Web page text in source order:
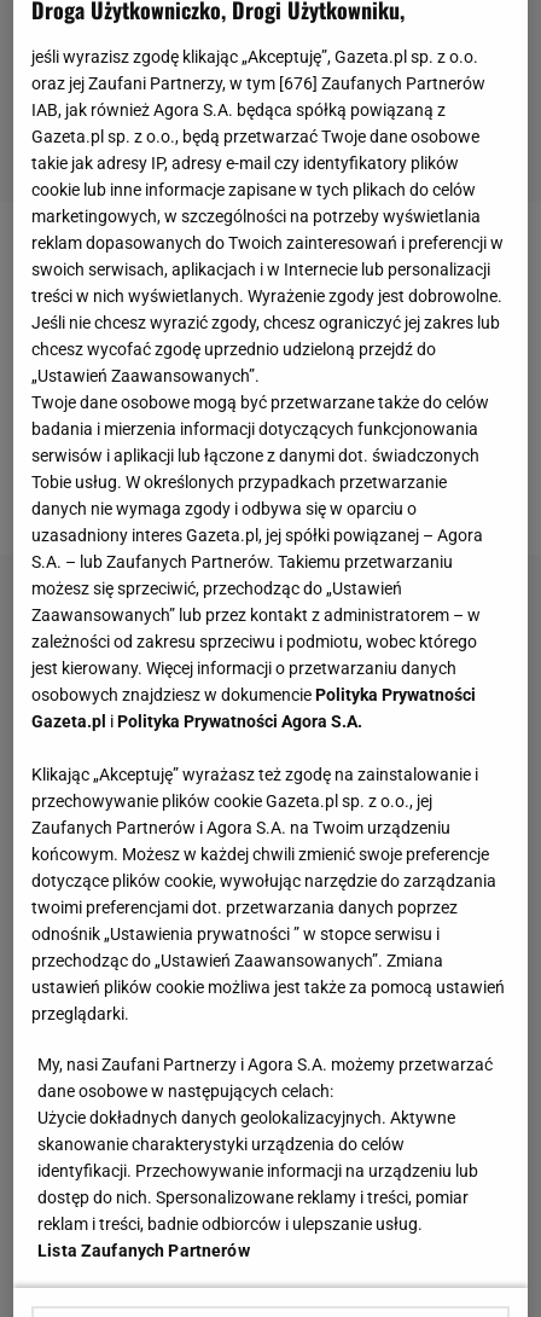
2023 r. był bardzo udany dla Anthony'egoJoshuy.
Były brytyjski mistrz świata wagi ciężkiej w boksie w
kwietniu pokonał Jermaine'a Franklina jednogłośną
decyzją sędziów, w sierpniu wygrał przed czasem z
Robertem Heleniusem, a pod koniec grudnia
rozbił Szweda - Otto Wallina - dla którego była to
dopiero druga porażka w karierze i pierwsza przed
czasem.
Droga Użytkowniczko, Drogi Użytkowniku,
jeśli wyrazisz zgodę klikając „Akceptuję”, Gazeta.pl sp. z o.o.
oraz jej Zaufani Partnerzy, w tym [676] Zaufanych Partnerów
IAB, jak również Agora S.A. będąca spółką powiązaną z
Gazeta.pl sp. z o.o., będą przetwarzać Twoje dane osobowe
takie jak adresy IP, adresy e-mail czy identyfikatory plików
cookie lub inne informacje zapisane w tych plikach do celów
marketingowych, w szczególności na potrzeby wyświetlania
reklam dopasowanych do Twoich zainteresowań i preferencji w
swoich serwisach, aplikacjach i w Internecie lub personalizacji
treści w nich wyświetlanych. Wyrażenie zgody jest dobrowolne.
Jeśli nie chcesz wyrazić zgody, chcesz ograniczyć jej zakres lub
chcesz wycofać zgodę uprzednio udzieloną przejdź do
„Ustawień Zaawansowanych”.
Twoje dane osobowe mogą być przetwarzane także do celów
badania i mierzenia informacji dotyczących funkcjonowania
serwisów i aplikacji lub łączone z danymi dot. świadczonych
Tobie usług. W określonych przypadkach przetwarzanie
danych nie wymaga zgody i odbywa się w oparciu o
uzasadniony interes Gazeta.pl, jej spółki powiązanej – Agora
S.A. – lub Zaufanych Partnerów. Takiemu przetwarzaniu
możesz się sprzeciwić, przechodząc do „Ustawień
Zaawansowanych” lub przez kontakt z administratorem – w
zależności od zakresu sprzeciwu i podmiotu, wobec którego
jest kierowany. Więcej informacji o przetwarzaniu danych
osobowych znajdziesz w dokumenciePolityka Prywatności
Gazeta.pl iPolityka Prywatności Agora S.A.
Klikając „Akceptuję” wyrażasz też zgodę na zainstalowanie i
przechowywanie plików cookie Gazeta.pl sp. z o.o., jej
Zaufanych Partnerów i Agora S.A. na Twoim urządzeniu
końcowym. Możesz w każdej chwili zmienić swoje preferencje
dotyczące plików cookie, wywołując narzędzie do zarządzania
twoimi preferencjami dot. przetwarzania danych poprzez
odnośnik „Ustawienia prywatności ” w stopce serwisu i
przechodząc do „Ustawień Zaawansowanych”. Zmiana
ustawień plików cookie możliwa jest także za pomocą ustawień
przeglądarki.
My, nasi Zaufani Partnerzy i Agora S.A. możemy przetwarzać
dane osobowe w następujących celach:
Użycie dokładnych danych geolokalizacyjnych. Aktywne
skanowanie charakterystyki urządzenia do celów
identyfikacji. Przechowywanie informacji na urządzeniu lub
dostęp do nich. Spersonalizowane reklamy i treści, pomiar
reklam i treści, badnie odbiorców i ulepszanie usług.
Lista Zaufanych Partnerów